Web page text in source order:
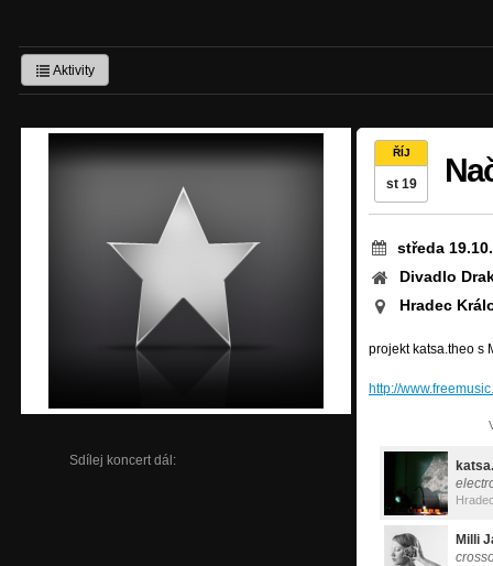
Aktivity
Sdílej koncert dál:
ŘÍJ
st 19
středa
Divadlo
Hradec
projekt katsa.theo s
http://
Milli